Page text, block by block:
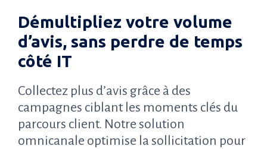
Démultipliez votre volume
d’avis, sans perdre de temps
côté IT
Collectez plus d’avis grâce à des
campagnes ciblant les moments clés du
parcours client. Notre solution
omnicanale optimise la sollicitation pour